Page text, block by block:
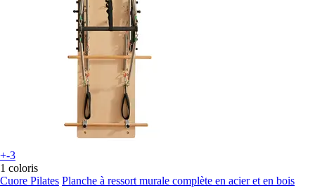
+-3
1 coloris
Cuore Pilates Planche à ressort murale complète en acier et en bois